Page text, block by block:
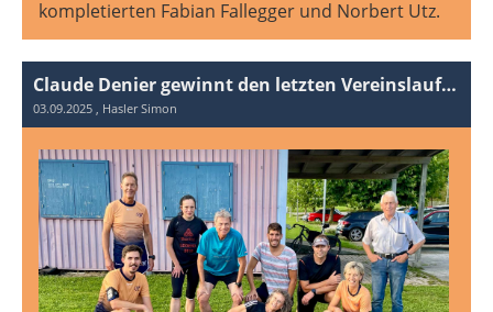
kompletierten Fabian Fallegger und Norbert Utz.
Claude Denier gewinnt den letzten Vereinslauf 2025
03.09.2025 , Hasler Simon